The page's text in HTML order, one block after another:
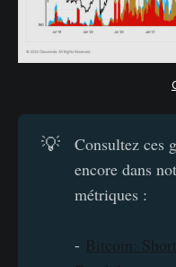
💡
Consultez ces
encore dans
métriques :
- Bitcoin: